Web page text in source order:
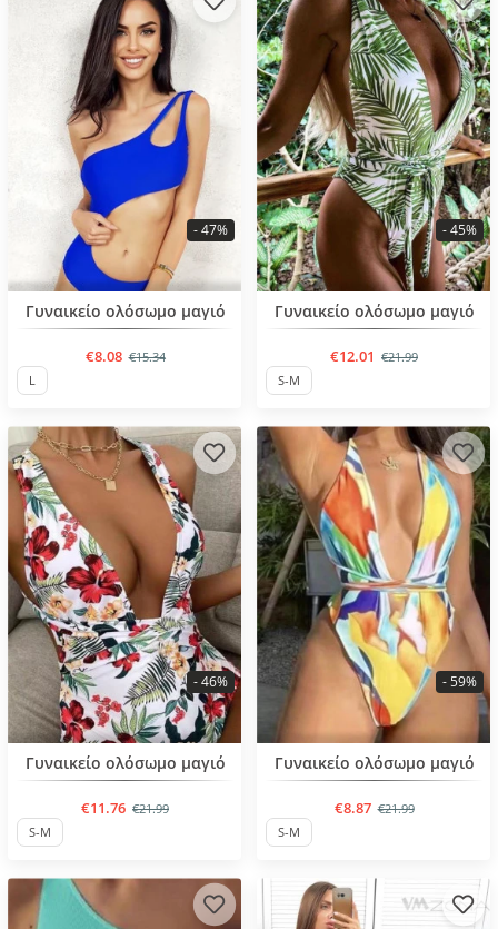
BESTSELLER
Γυναικείο ολόσωμο μαγιό
€8.08 €15.34
- 47%
L
BESTSELLER
Γυναικείο ολόσωμο μαγιό
€12.01 €21.99
- 45%
S-M
BESTSELLER
Γυναικείο ολόσωμο μαγιό
€11.76 €21.99
- 46%
S-M
BESTSELLER
Γυναικείο ολόσωμο μαγιό
€8.87 €21.99
- 59%
S-M